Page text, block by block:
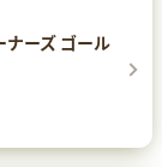
ナーズ ゴール